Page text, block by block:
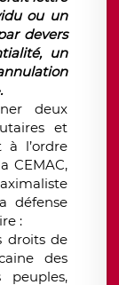
ou un
devers
un
deux
et
à l’ordre
CEMAC,
défense
:
droits de
des